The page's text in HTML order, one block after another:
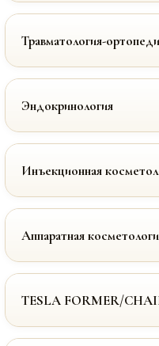
Травматология-
Эндокринология
Инъекционная
Аппаратная
TESLA FORMER/